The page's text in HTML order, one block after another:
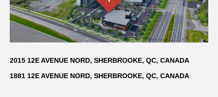
2015 12E AVENUE NORD, SHERBROOKE, QC, CANADA
1881 12E AVENUE NORD, SHERBROOKE, QC, CANADA